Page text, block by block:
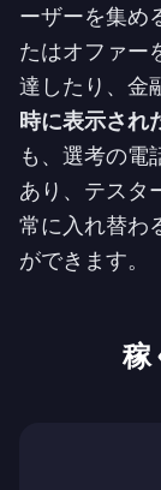
ーザーを集め
たはオファー
達したり、金
時に表示され
も、選考の電
あり、テスタ
常に入れ替わ
ができます。
稼